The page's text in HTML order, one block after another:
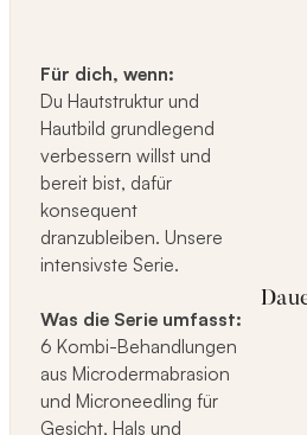
Für dich, wenn:
Du Hautstruktur und
Hautbild grundlegend
verbessern willst und
bereit bist, dafür
konsequent
dranzubleiben. Unsere
intensivste Serie.
Was die Serie umfasst:
6 Kombi-Behandlungen
aus Microdermabrasion
und Microneedling für
Gesicht, Hals und